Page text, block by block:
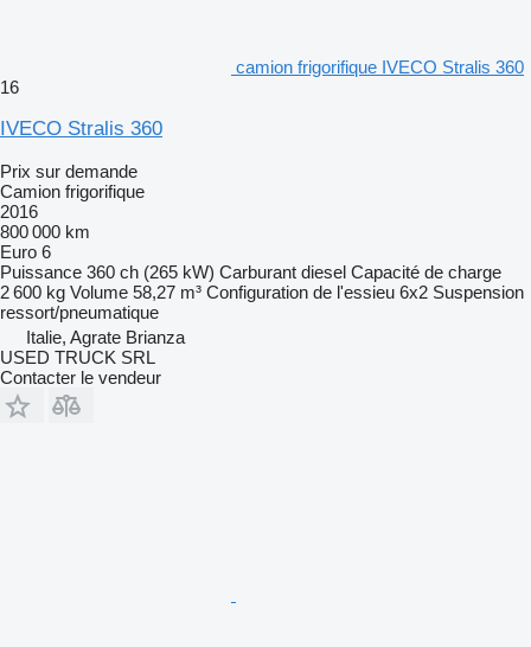
camion frigorifique IVECO Stralis 360
16
IVECO Stralis 360
Prix sur demande
Camion frigorifique
2016
800 000 km
Euro 6
Puissance 360 ch (265 kW) Carburant diesel Capacité de charge
2 600 kg Volume 58,27 m³ Configuration de l'essieu 6x2 Suspension
ressort/pneumatique
Italie, Agrate Brianza
USED TRUCK SRL
Contacter le vendeur